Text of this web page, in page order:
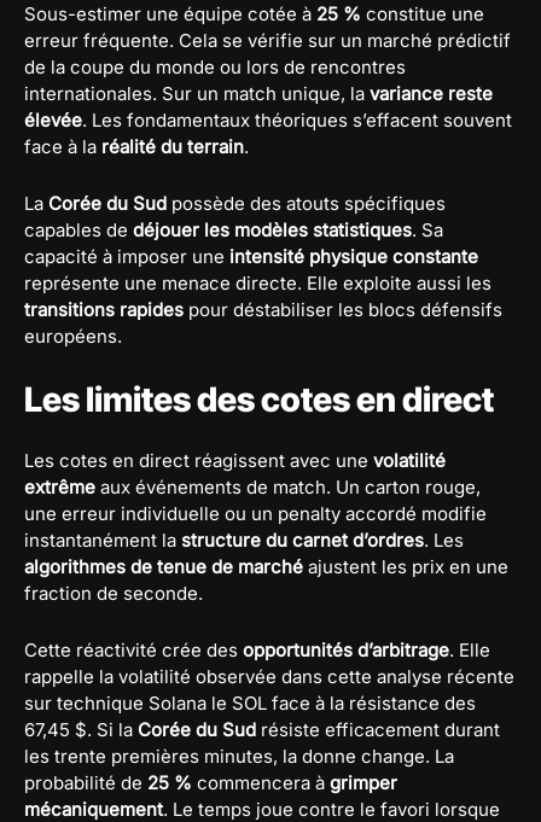
Sous-estimer une équipe cotée à 25 % constitue une
erreur fréquente. Cela se vérifie sur un marché prédictif
de la coupe du monde ou lors de rencontres
internationales. Sur un match unique, la variance reste
élevée. Les fondamentaux théoriques s’effacent souvent
face à la réalité du terrain.
La Corée du Sud possède des atouts spécifiques
capables de déjouer les modèles statistiques. Sa
capacité à imposer une intensité physique constante
représente une menace directe. Elle exploite aussi les
transitions rapides pour déstabiliser les blocs défensifs
européens.
Les limites des cotes en direct
Les cotes en direct réagissent avec une volatilité
extrême aux événements de match. Un carton rouge,
une erreur individuelle ou un penalty accordé modifie
instantanément la structure du carnet d’ordres. Les
algorithmes de tenue de marché ajustent les prix en une
fraction de seconde.
Cette réactivité crée des opportunités d’arbitrage. Elle
rappelle la volatilité observée dans cette analyse récente
sur technique Solana le SOL face à la résistance des
67,45 $. Si la Corée du Sud résiste efficacement durant
les trente premières minutes, la donne change. La
probabilité de 25 % commencera à grimper
mécaniquement. Le temps joue contre le favori lorsque